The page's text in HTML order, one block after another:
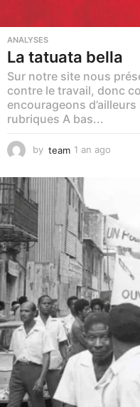
ANALYSES
La tatuata bella
Sur notre site nous
contre le travail, donc
encourageons
rubriques A bas...
by team 1 an ago
o